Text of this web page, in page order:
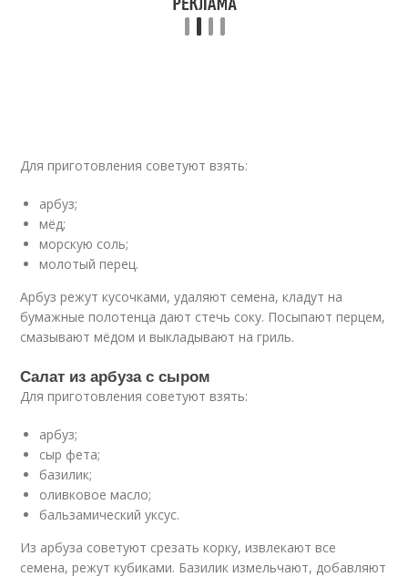
Для приготовления советуют взять:
арбуз;
мёд;
морскую соль;
молотый перец.
Арбуз режут кусочками, удаляют семена, кладут на
бумажные полотенца дают стечь соку. Посыпают перцем,
смазывают мёдом и выкладывают на гриль.
Салат из арбуза с сыром
Для приготовления советуют взять:
арбуз;
сыр фета;
базилик;
оливковое масло;
бальзамический уксус.
Из арбуза советуют срезать корку, извлекают все
семена, режут кубиками. Базилик измельчают, добавляют